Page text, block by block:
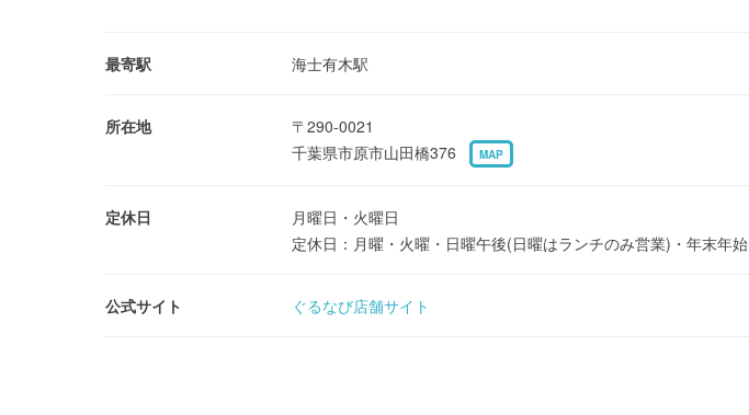
最寄駅 海士有木駅
所在地
〒290-0021
千葉県市原市山田橋376
MAP
定休日
月曜日・火曜日
定休日：月曜・火曜・日曜午後(日曜はランチのみ営業)・年末年始
公式サイト ぐるなび店舗サイト